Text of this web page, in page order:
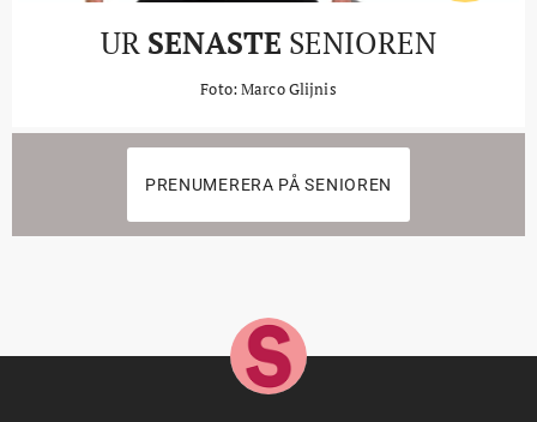
UR SENASTE SENIOREN
Foto: Marco Glijnis
PRENUMERERA PÅ SENIOREN